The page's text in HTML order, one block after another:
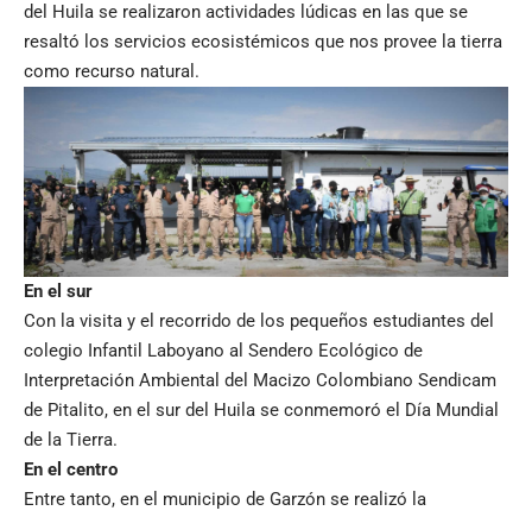
del Huila se realizaron actividades lúdicas en las que se
resaltó los servicios ecosistémicos que nos provee la tierra
como recurso natural.
En el sur
Con la visita y el recorrido de los pequeños estudiantes del
colegio Infantil Laboyano al Sendero Ecológico de
Interpretación Ambiental del Macizo Colombiano Sendicam
de Pitalito, en el sur del Huila se conmemoró el Día Mundial
de la Tierra.
En el centro
Entre tanto, en el municipio de Garzón se realizó la